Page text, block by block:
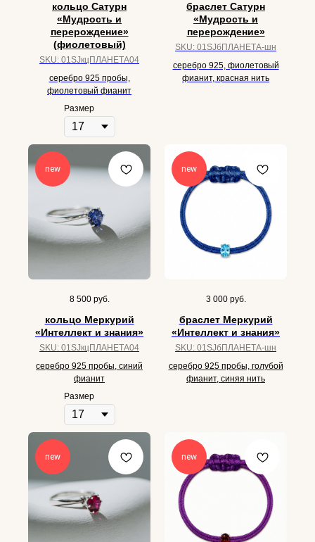
кольцо Сатурн
«Мудрость и
перерождение»
(фиолетовый)
SKU: 01SJкцПЛАНЕТА04
серебро 925 пробы,
фиолетовый фианит
Размер
браслет Сатурн
«Мудрость и
перерождение»
SKU: 01SJбПЛАНЕТА-шн
серебро 925, фиолетовый
фианит, красная нить
new
8 500 руб.
кольцо Меркурий
«Интеллект и знания»
SKU: 01SJкцПЛАНЕТА04
серебро 925 пробы, синий
фианит
Размер
new
3 000 руб.
браслет Меркурий
«Интеллект и знания»
SKU: 01SJбПЛАНЕТА-шн
серебро 925 пробы, голубой
фианит, синяя нить
new new